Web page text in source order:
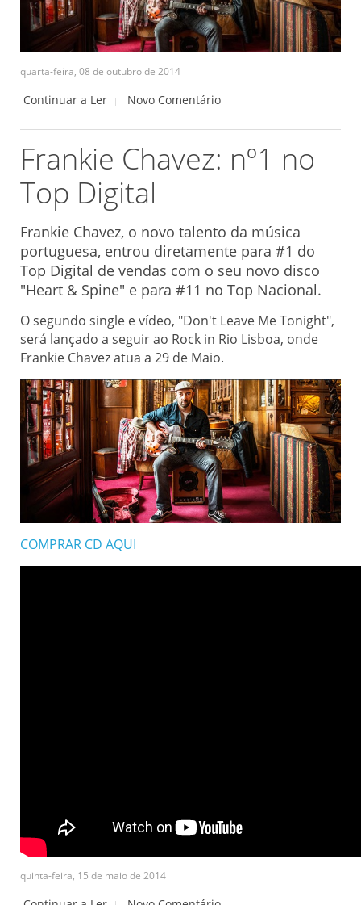
quarta-feira, 08 de outubro de 2014
Continuar a Ler Novo Comentário
Frankie Chavez: nº1 no
Top Digital
Frankie Chavez, o novo talento da música
portuguesa, entrou diretamente para #1 do
Top Digital de vendas com o seu novo disco
"Heart & Spine" e para #11 no Top Nacional.
O segundo single e vídeo, "Don't Leave Me Tonight",
será lançado a seguir ao Rock in Rio Lisboa, onde
Frankie Chavez atua a 29 de Maio.
COMPRAR CD AQUI
quinta-feira, 15 de maio de 2014